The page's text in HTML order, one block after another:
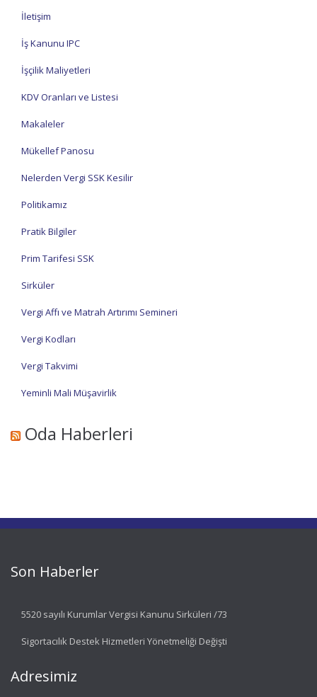
İletişim
İş Kanunu IPC
İşçilik Maliyetleri
KDV Oranları ve Listesi
Makaleler
Mükellef Panosu
Nelerden Vergi SSK Kesilir
Politikamız
Pratik Bilgiler
Prim Tarifesi SSK
Sirküler
Vergi Affı ve Matrah Artırımı Semineri
Vergi Kodları
Vergi Takvimi
Yeminli Mali Müşavirlik
Oda Haberleri
Son Haberler
5520 sayılı Kurumlar Vergisi Kanunu Sirküleri /73
Sigortacılık Destek Hizmetleri Yönetmeliği Değişti
Adresimiz